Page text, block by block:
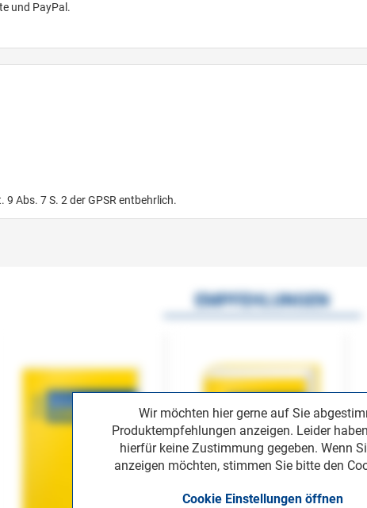
und PayPal.
Abs. 7 S. 2 der GPSR entbehrlich.
Wir möchten hier gerne auf Sie
Produktempfehlungen anzeigen. Leider
hierfür keine Zustimmung gegeben. Wenn
anzeigen möchten, stimmen Sie bitte den
Cookie Einstellungen öffnen
EMPFEHLUNGEN